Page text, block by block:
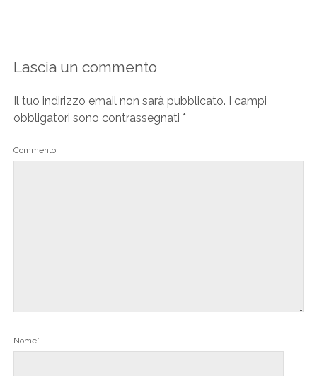
Lascia un commento
Il tuo indirizzo email non sarà pubblicato. I campi
obbligatori sono contrassegnati *
Commento
Nome*